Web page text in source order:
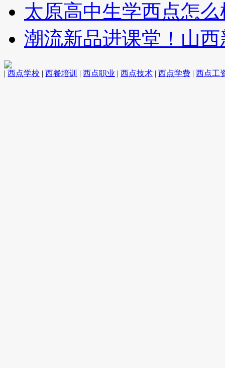
太原高中生学西点怎
潮流新品进课堂！山
| 西点学校 | 西餐培训 | 西点职业 | 西点技术 | 西点学费 | 西点工